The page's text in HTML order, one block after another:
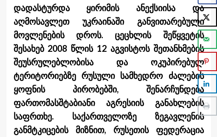
დადასტურდა ყირიმის ანექსიისა და
აღმოსავლეთ უკრაინაში განვითარებული
მოვლენების დროს. ცეცხლის შეწყვეტის
შესახებ 2008 წლის 12 აგვისტოს შეთანხმების
შეუსრულებლობისა და ოკუპირებულ
ტერიტორიებზე რუსული სამხედრო ძალების
ყოფნის პირობებში, შენარჩუნდება
ფართომასშტაბიანი აგრესიის განახლების
საფრთხე. საქართველოზე ზეგავლენის
განმტკიცების მიზნით, რუსეთის ფედერაცია